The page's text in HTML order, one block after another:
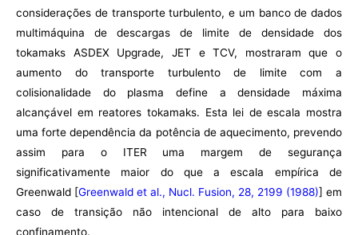
considerações de transporte turbulento, e um banco de dados
multimáquina de descargas de limite de densidade dos
tokamaks ASDEX Upgrade, JET e TCV, mostraram que o
aumento do transporte turbulento de limite com a
colisionalidade do plasma define a densidade máxima
alcançável em reatores tokamaks. Esta lei de escala mostra
uma forte dependência da potência de aquecimento, prevendo
assim para o ITER uma margem de segurança
significativamente maior do que a escala empírica de
Greenwald [Greenwald et al., Nucl. Fusion, 28, 2199 (1988)] em
caso de transição não intencional de alto para baixo
confinamento.